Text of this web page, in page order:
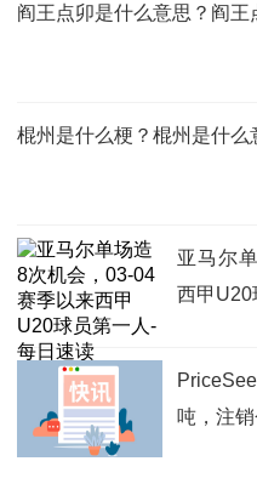
阎王点卯是什么意思？阎王
棍州是什么梗？棍州是什么
亚马尔
西甲U20
吨，注